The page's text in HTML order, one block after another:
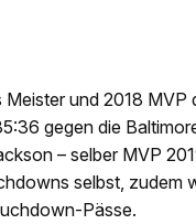
und 2018 MVP
gegen die
– selber MVP
selbst, zudem
Pässe.